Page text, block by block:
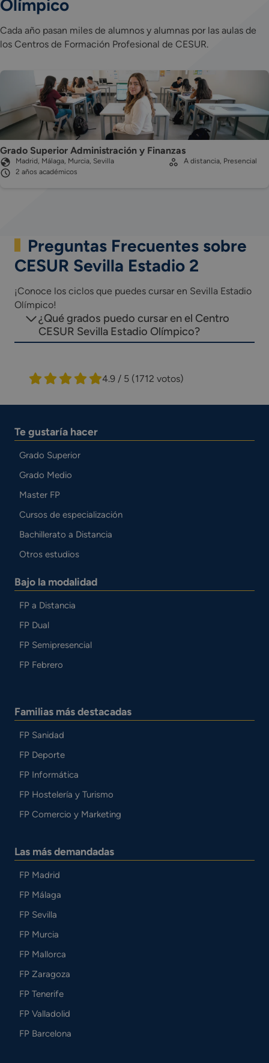
Olímpico
Cada año pasan miles de alumnos y alumnas por las aulas de
los Centros de Formación Profesional de CESUR.
Grado Superior Administración y Finanzas
Madrid, Málaga, Murcia, Sevilla
2 años académicos
A distancia, Presencial
Preguntas Frecuentes sobre
CESUR Sevilla Estadio 2
¡Conoce los ciclos que puedes cursar en Sevilla Estadio
Olímpico!
¿Qué grados puedo cursar en el Centro
CESUR Sevilla Estadio Olímpico?
4.9 / 5 (1712 votos)
Te gustaría hacer
Grado Superior
Grado Medio
Master FP
Cursos de especialización
Bachillerato a Distancia
Otros estudios
Bajo la modalidad
FP a Distancia
FP Dual
FP Semipresencial
FP Febrero
Familias más destacadas
FP Sanidad
FP Deporte
FP Informática
FP Hostelería y Turismo
FP Comercio y Marketing
Las más demandadas
FP Madrid
FP Málaga
FP Sevilla
FP Murcia
FP Mallorca
FP Zaragoza
FP Tenerife
FP Valladolid
FP Barcelona